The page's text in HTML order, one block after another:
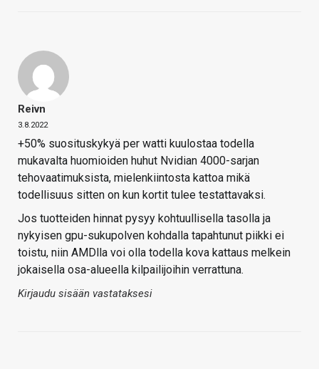
Reivn
3.8.2022
+50% suosituskykyä per watti kuulostaa todella
mukavalta huomioiden huhut Nvidian 4000-sarjan
tehovaatimuksista, mielenkiintosta kattoa mikä
todellisuus sitten on kun kortit tulee testattavaksi.
Jos tuotteiden hinnat pysyy kohtuullisella tasolla ja
nykyisen gpu-sukupolven kohdalla tapahtunut piikki ei
toistu, niin AMDlla voi olla todella kova kattaus melkein
jokaisella osa-alueella kilpailijoihin verrattuna.
Kirjaudu sisään vastataksesi